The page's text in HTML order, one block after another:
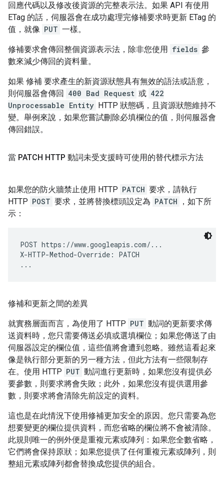
回應代碼以及修改後資源的完整表示法。如果 API 有使用
ETag 的話，伺服器會在成功處理完修補要求時更新 ETag 的
值，就像 PUT 一樣。
修補要求會傳回整個資源表示法，除非您使用 fields 參
數來減少傳回的資料量。
如果 修補 要求產生的新資源狀態具有無效的語法或語意，
則伺服器會傳回 400 Bad Request 或 422
Unprocessable Entity HTTP 狀態碼，且資源狀態維持不
變。舉例來說，如果您嘗試刪除必填欄位的值，則伺服器會
傳回錯誤。
當 PATCH HTTP 動詞未受支援時可使用的替代標示方法
如果您的防火牆禁止使用 HTTP PATCH 要求，請執行
HTTP POST 要求，並將替換標頭設定為 PATCH
，如下所
示：
POST https://www.googleapis.com/...
X-HTTP-Method-Override: PATCH
修補和更新之間的差異
就實務層面而言，為使用了 HTTP PUT 動詞的更新要求傳
送資料時，您只需要傳送必填或選填欄位；如果您傳送了由
伺服器設定的欄位值，這些值將會遭到忽略。雖然這看起來
像是執行部分更新的另一種方法，但此方法有一些限制存
在。使用 HTTP PUT 動詞進行更新時，如果您沒有提供必
要參數，則要求將會失敗；此外，如果您沒有提供選用參
數，則要求將會清除先前設定的資料。
這也是在此情況下使用修補更加安全的原因。您只需要為您
想要變更的欄位提供資料，而您省略的欄位將不會被清除。
此規則唯一的例外便是重複元素或陣列：如果您全數省略，
它們將會保持原狀；如果您提供了任何重複元素或陣列，則
整組元素或陣列都會替換成您提供的組合。